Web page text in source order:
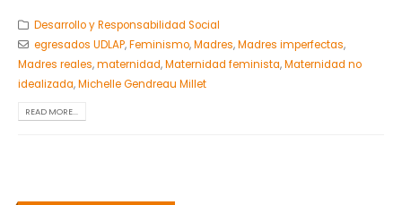
Desarrollo y Responsabilidad Social
egresados UDLAP,Feminismo,Madres,Madres imperfectas,
Madres reales,maternidad,Maternidad feminista,Maternidad no
idealizada,Michelle Gendreau Millet
READ MORE...